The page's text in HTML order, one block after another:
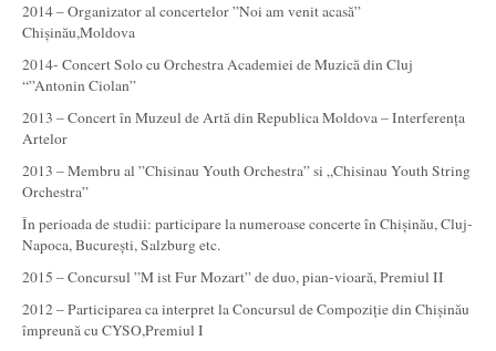
2014 – Organizator al concertelor ”Noi am venit acasă”
Chișinău,Moldova
2014- Concert Solo cu Orchestra Academiei de Muzică din Cluj
“”Antonin Ciolan”
2013 – Concert în Muzeul de Artă din Republica Moldova – Interferența
Artelor
2013 – Membru al ”Chisinau Youth Orchestra” si „Chisinau Youth String
Orchestra”
În perioada de studii: participare la numeroase concerte în Chișinău, Cluj-
Napoca, București, Salzburg etc.
2015 – Concursul ”M ist Fur Mozart” de duo, pian-vioară, Premiul II
2012 – Participarea ca interpret la Concursul de Compoziție din Chișinău
împreună cu CYSO,Premiul I